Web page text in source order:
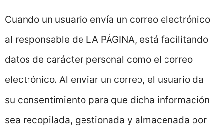
Cuando un usuario envía un correo electrónico
al responsable de LA PÁGINA, está facilitando
datos de carácter personal como el correo
electrónico. Al enviar un correo, el usuario da
su consentimiento para que dicha información
sea recopilada, gestionada y almacenada por